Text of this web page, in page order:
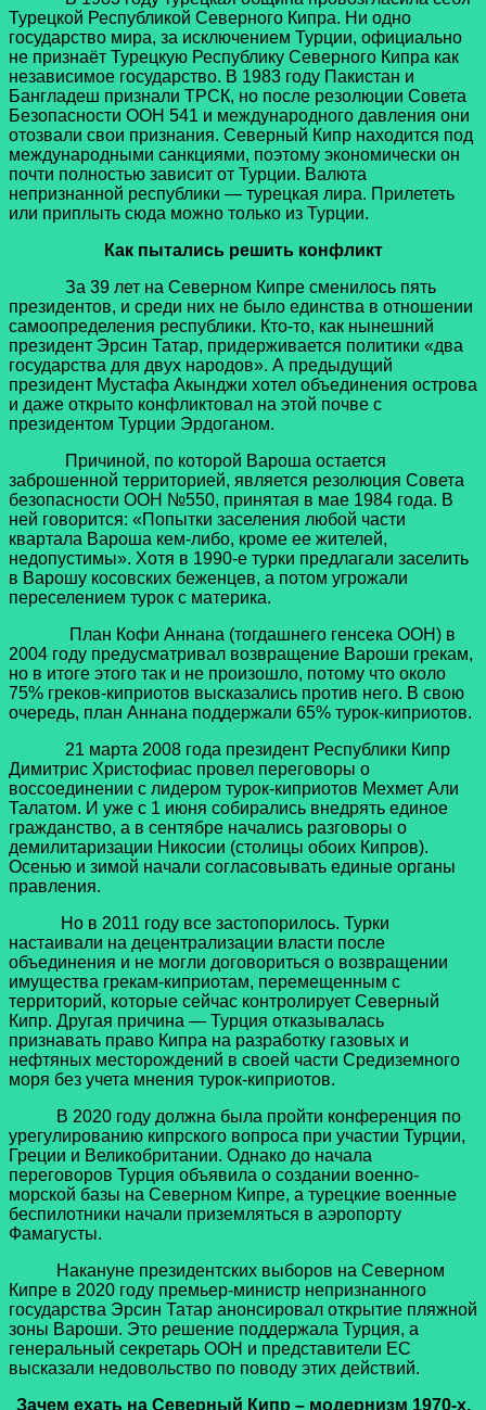
Турецкой Республикой Северного Кипра. Ни одно
государство мира, за исключением Турции, официально
не признаёт Турецкую Республику Северного Кипра как
независимое государство. В 1983 году Пакистан и
Бангладеш признали ТРСК, но после резолюции Совета
Безопасности ООН 541 и международного давления они
отозвали свои признания. Северный Кипр находится под
международными санкциями, поэтому экономически он
почти полностью зависит от Турции. Валюта
непризнанной республики — турецкая лира. Прилететь
или приплыть сюда можно только из Турции.
Как пытались решить конфликт
За 39 лет на Северном Кипре сменилось пять
президентов, и среди них не было единства в отношении
самоопределения республики. Кто-то, как нынешний
президент Эрсин Татар, придерживается политики «два
государства для двух народов». А предыдущий
президент Мустафа Акынджи хотел объединения острова
и даже открыто конфликтовал на этой почве с
президентом Турции Эрдоганом.
Причиной, по которой Вароша остается
заброшенной территорией, является резолюция Совета
безопасности ООН №550, принятая в мае 1984 года. В
ней говорится: «Попытки заселения любой части
квартала Вароша кем-либо, кроме ее жителей,
недопустимы». Хотя в 1990-е турки предлагали заселить
в Варошу косовских беженцев, а потом угрожали
переселением турок с материка.
План Кофи Аннана (тогдашнего генсека ООН) в
2004 году предусматривал возвращение Вароши грекам,
но в итоге этого так и не произошло, потому что около
75% греков-киприотов высказались против него. В свою
очередь, план Аннана поддержали 65% турок-киприотов.
21 марта 2008 года президент Республики Кипр
Димитрис Христофиас провел переговоры о
воссоединении с лидером турок-киприотов Мехмет Али
Талатом. И уже с 1 июня собирались внедрять единое
гражданство, а в сентябре начались разговоры о
демилитаризации Никосии (столицы обоих Кипров).
Осенью и зимой начали согласовывать единые органы
правления.
Но в 2011 году все застопорилось. Турки
настаивали на децентрализации власти после
объединения и не могли договориться о возвращении
имущества грекам-киприотам, перемещенным с
территорий, которые сейчас контролирует Северный
Кипр. Другая причина — Турция отказывалась
признавать право Кипра на разработку газовых и
нефтяных месторождений в своей части Средиземного
моря без учета мнения турок-киприотов.
В 2020 году должна была пройти конференция по
урегулированию кипрского вопроса при участии Турции,
Греции и Великобритании. Однако до начала
переговоров Турция объявила о создании военно-
морской базы на Северном Кипре, а турецкие военные
беспилотники начали приземляться в аэропорту
Фамагусты.
Накануне президентских выборов на Северном
Кипре в 2020 году премьер-министр непризнанного
государства Эрсин Татар анонсировал открытие пляжной
зоны Вароши. Это решение поддержала Турция, а
генеральный секретарь ООН и представители ЕС
высказали недовольство по поводу этих действий.
Зачем ехать на Северный Кипр – модернизм 1970-х,